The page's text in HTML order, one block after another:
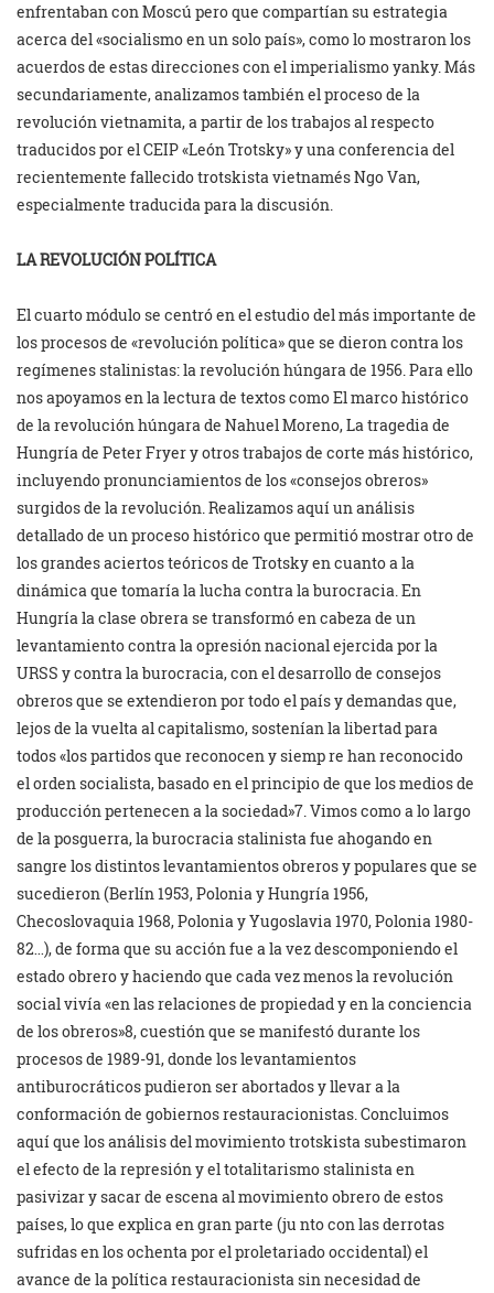
enfrentaban con Moscú pero que compartían su estrategia
acerca del «socialismo en un solo país», como lo mostraron los
acuerdos de estas direcciones con el imperialismo yanky. Más
secundariamente, analizamos también el proceso de la
revolución vietnamita, a partir de los trabajos al respecto
traducidos por el CEIP «León Trotsky» y una conferencia del
recientemente fallecido trotskista vietnamés Ngo Van,
especialmente traducida para la discusión.
LA REVOLUCIÓN POLÍTICA
El cuarto módulo se centró en el estudio del más importante de
los procesos de «revolución política» que se dieron contra los
regímenes stalinistas: la revolución húngara de 1956. Para ello
nos apoyamos en la lectura de textos como El marco histórico
de la revolución húngara de Nahuel Moreno, La tragedia de
Hungría de Peter Fryer y otros trabajos de corte más histórico,
incluyendo pronunciamientos de los «consejos obreros»
surgidos de la revolución. Realizamos aquí un análisis
detallado de un proceso histórico que permitió mostrar otro de
los grandes aciertos teóricos de Trotsky en cuanto a la
dinámica que tomaría la lucha contra la burocracia. En
Hungría la clase obrera se transformó en cabeza de un
levantamiento contra la opresión nacional ejercida por la
URSS y contra la burocracia, con el desarrollo de consejos
obreros que se extendieron por todo el país y demandas que,
lejos de la vuelta al capitalismo, sostenían la libertad para
todos «los partidos que reconocen y siemp re han reconocido
el orden socialista, basado en el principio de que los medios de
producción pertenecen a la sociedad»7. Vimos como a lo largo
de la posguerra, la burocracia stalinista fue ahogando en
sangre los distintos levantamientos obreros y populares que se
sucedieron (Berlín 1953, Polonia y Hungría 1956,
Checoslovaquia 1968, Polonia y Yugoslavia 1970, Polonia 1980-
82…), de forma que su acción fue a la vez descomponiendo el
estado obrero y haciendo que cada vez menos la revolución
social vivía «en las relaciones de propiedad y en la conciencia
de los obreros»8, cuestión que se manifestó durante los
procesos de 1989-91, donde los levantamientos
antiburocráticos pudieron ser abortados y llevar a la
conformación de gobiernos restauracionistas. Concluimos
aquí que los análisis del movimiento trotskista subestimaron
el efecto de la represión y el totalitarismo stalinista en
pasivizar y sacar de escena al movimiento obrero de estos
países, lo que explica en gran parte (ju nto con las derrotas
sufridas en los ochenta por el proletariado occidental) el
avance de la política restauracionista sin necesidad de